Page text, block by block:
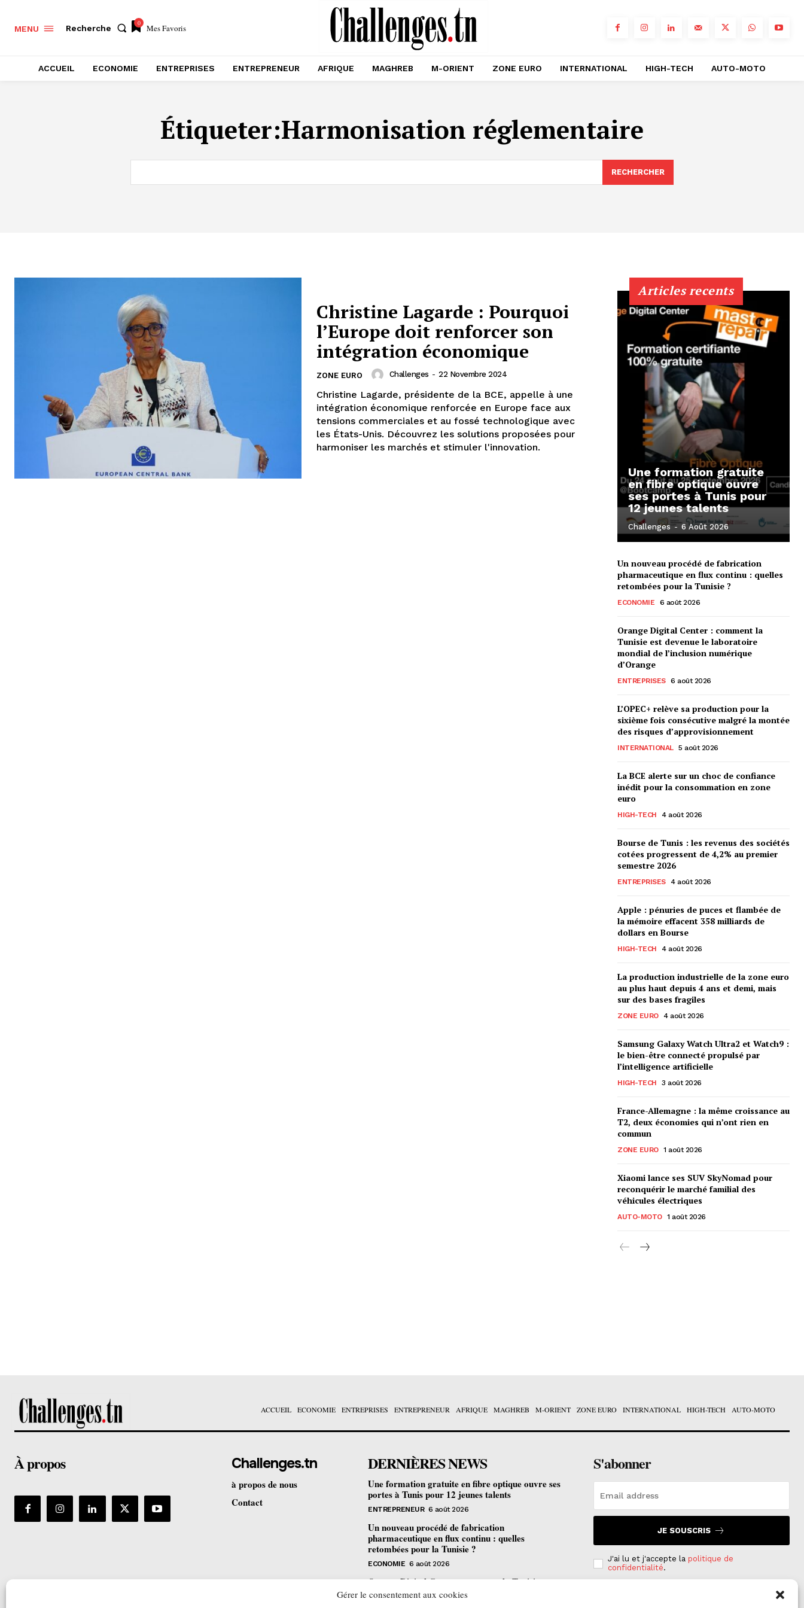
Gérer le consentement aux cookies
MENU Recherche
0 Mes Favoris
ACCUEIL ECONOMIE ENTREPRISES ENTREPRENEUR AFRIQUE MAGHREB M-ORIENT ZONE EURO INTERNATIONAL HIGH-TECH AUTO-MOTO
Étiqueter:Harmonisation réglementaire
RECHERCHER
Christine Lagarde : Pourquoi
l’Europe doit renforcer son
intégration économique
ZONE EURO Challenges - 22 Novembre 2024
Christine Lagarde, présidente de la BCE, appelle à une
intégration économique renforcée en Europe face aux
tensions commerciales et au fossé technologique avec
les États-Unis. Découvrez les solutions proposées pour
harmoniser les marchés et stimuler l'innovation.
Articles recents
Une formation gratuite
en fibre optique ouvre
ses portes à Tunis pour
12 jeunes talents
Challenges - 6 Août 2026
Un nouveau procédé de fabrication
pharmaceutique en flux continu : quelles
retombées pour la Tunisie ?
ECONOMIE 6 août 2026
Orange Digital Center : comment la
Tunisie est devenue le laboratoire
mondial de l’inclusion numérique
d’Orange
ENTREPRISES 6 août 2026
L’OPEC+ relève sa production pour la
sixième fois consécutive malgré la montée
des risques d’approvisionnement
INTERNATIONAL 5 août 2026
La BCE alerte sur un choc de confiance
inédit pour la consommation en zone
euro
HIGH-TECH 4 août 2026
Bourse de Tunis : les revenus des sociétés
cotées progressent de 4,2% au premier
semestre 2026
ENTREPRISES 4 août 2026
Apple : pénuries de puces et flambée de
la mémoire effacent 358 milliards de
dollars en Bourse
HIGH-TECH 4 août 2026
La production industrielle de la zone euro
au plus haut depuis 4 ans et demi, mais
sur des bases fragiles
ZONE EURO 4 août 2026
Samsung Galaxy Watch Ultra2 et Watch9 :
le bien-être connecté propulsé par
l’intelligence artificielle
HIGH-TECH 3 août 2026
France-Allemagne : la même croissance au
T2, deux économies qui n’ont rien en
commun
ZONE EURO 1 août 2026
Xiaomi lance ses SUV SkyNomad pour
reconquérir le marché familial des
véhicules électriques
AUTO-MOTO 1 août 2026
ACCUEIL ECONOMIE ENTREPRISES ENTREPRENEUR AFRIQUE MAGHREB M-ORIENT ZONE EURO INTERNATIONAL HIGH-TECH AUTO-MOTO
À propos Challenges.tn
à propos de nous
Contact
DERNIÈRES NEWS
Une formation gratuite en fibre optique ouvre ses
portes à Tunis pour 12 jeunes talents
ENTREPRENEUR 6 août 2026
Un nouveau procédé de fabrication
pharmaceutique en flux continu : quelles
retombées pour la Tunisie ?
ECONOMIE 6 août 2026
Orange Digital Center : comment la Tunisie est
devenue le laboratoire mondial de l’inclusion
S'abonner
JE SOUSCRIS
J'ai lu et j'accepte la politique de
confidentialité.